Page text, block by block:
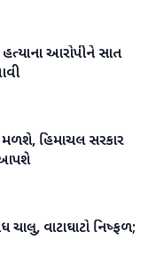
હત્યાના આરોપીને સાત
મળશે, હિમાચલ સરકાર
આપશે
ચાલુ, વાટાઘાટો નિષ્ફળ;